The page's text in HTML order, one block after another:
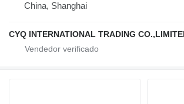
China, Shanghai
CYQ INTERNATIONAL TRADING